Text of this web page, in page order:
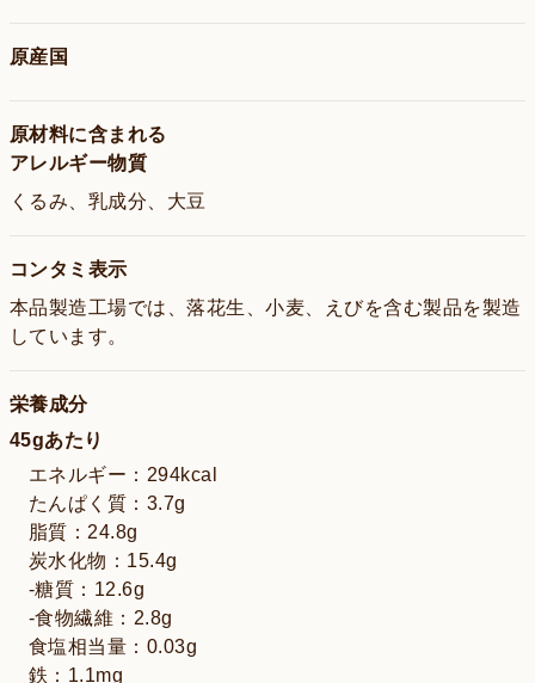
原産国
原材料に含まれる
アレルギー物質
くるみ、乳成分、大豆
コンタミ表示
本品製造工場では、落花生、小麦、えびを含む製品を製造
しています。
栄養成分
45gあたり
エネルギー：294kcal
たんぱく質：3.7g
脂質：24.8g
炭水化物：15.4g
-糖質：12.6g
-食物繊維：2.8g
食塩相当量：0.03g
鉄：1.1mg